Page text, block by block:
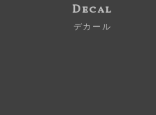
Decal
デカール